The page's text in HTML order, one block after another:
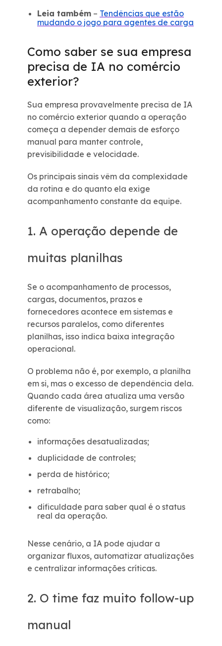
Leia também – Tendências que estão
mudando o jogo para agentes de carga
Como saber se sua empresa
precisa de IA no comércio
exterior?
Sua empresa provavelmente precisa de IA
no comércio exterior quando a operação
começa a depender demais de esforço
manual para manter controle,
previsibilidade e velocidade.
Os principais sinais vêm da complexidade
da rotina e do quanto ela exige
acompanhamento constante da equipe.
1. A operação depende de
muitas planilhas
Se o acompanhamento de processos,
cargas, documentos, prazos e
fornecedores acontece em sistemas e
recursos paralelos, como diferentes
planilhas, isso indica baixa integração
operacional.
O problema não é, por exemplo, a planilha
em si, mas o excesso de dependência dela.
Quando cada área atualiza uma versão
diferente de visualização, surgem riscos
como:
informações desatualizadas;
duplicidade de controles;
perda de histórico;
retrabalho;
dificuldade para saber qual é o status
real da operação.
Nesse cenário, a IA pode ajudar a
organizar fluxos, automatizar atualizações
e centralizar informações críticas.
2. O time faz muito follow-up
manual